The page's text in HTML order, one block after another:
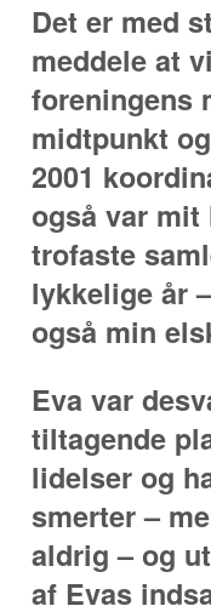
Det er med
meddele at
foreningens
midtpunkt
2001
også var
trofaste
lykkelige år
også min
Eva var
tiltagende
lidelser og
smerter –
aldrig – og
af Evas